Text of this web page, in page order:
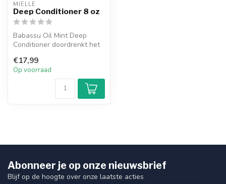
MIELLE
Deep Conditioner 8 oz
Babassu Oil Mint Deep
Conditioner doordrenkt het
om d...
€17,99
Op voorraad
Abonneer je op onze nieuwsbrief
Blijf op de hoogte over onze laatste acties